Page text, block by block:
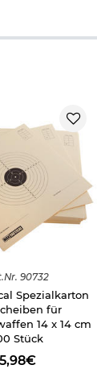
Nr. 90732
Spezialkarton
für
14 x 14 cm
Stück
5,98€